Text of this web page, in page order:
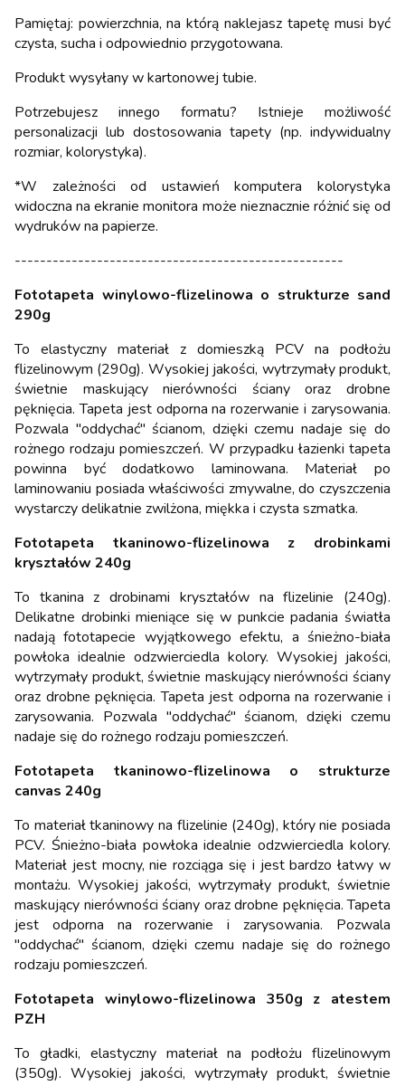
Pamiętaj: powierzchnia, na którą naklejasz tapetę musi być
czysta, sucha i odpowiednio przygotowana.
Produkt wysyłany w kartonowej tubie.
Potrzebujesz innego formatu? Istnieje możliwość
personalizacji lub dostosowania tapety (np. indywidualny
rozmiar, kolorystyka).
*W zależności od ustawień komputera kolorystyka
widoczna na ekranie monitora może nieznacznie różnić się od
wydruków na papierze.
----------------------------------------------------
Fototapeta winylowo-flizelinowa o strukturze sand
290g
To elastyczny materiał z domieszką PCV na podłożu
flizelinowym (290g). Wysokiej jakości, wytrzymały produkt,
świetnie maskujący nierówności ściany oraz drobne
pęknięcia. Tapeta jest odporna na rozerwanie i zarysowania.
Pozwala "oddychać" ścianom, dzięki czemu nadaje się do
rożnego rodzaju pomieszczeń. W przypadku łazienki tapeta
powinna być dodatkowo laminowana. Materiał po
laminowaniu posiada właściwości zmywalne, do czyszczenia
wystarczy delikatnie zwilżona, miękka i czysta szmatka.
Fototapeta tkaninowo-flizelinowa z drobinkami
kryształów 240g
To tkanina z drobinami kryształów na flizelinie (240g).
Delikatne drobinki mieniące się w punkcie padania światła
nadają fototapecie wyjątkowego efektu, a śnieżno-biała
powłoka idealnie odzwierciedla kolory. Wysokiej jakości,
wytrzymały produkt, świetnie maskujący nierówności ściany
oraz drobne pęknięcia. Tapeta jest odporna na rozerwanie i
zarysowania. Pozwala "oddychać" ścianom, dzięki czemu
nadaje się do rożnego rodzaju pomieszczeń.
Fototapeta tkaninowo-flizelinowa o strukturze
canvas 240g
To materiał tkaninowy na flizelinie (240g), który nie posiada
PCV. Śnieżno-biała powłoka idealnie odzwierciedla kolory.
Materiał jest mocny, nie rozciąga się i jest bardzo łatwy w
montażu. Wysokiej jakości, wytrzymały produkt, świetnie
maskujący nierówności ściany oraz drobne pęknięcia. Tapeta
jest odporna na rozerwanie i zarysowania. Pozwala
"oddychać" ścianom, dzięki czemu nadaje się do rożnego
rodzaju pomieszczeń.
Fototapeta winylowo-flizelinowa 350g z atestem
PZH
To gładki, elastyczny materiał na podłożu flizelinowym
(350g). Wysokiej jakości, wytrzymały produkt, świetnie